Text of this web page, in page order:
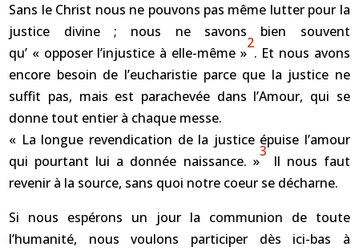
Sans le Christ nous ne pouvons pas même lutter pour la
justice divine ; nous ne savons bien souvent
qu’ « opposer l’injustice à elle-même »
2
. Et nous avons
encore besoin de l’eucharistie parce que la justice ne
suffit pas, mais est parachevée dans l’Amour, qui se
donne tout entier à chaque messe.
« La longue revendication de la justice épuise l’amour
qui pourtant lui a donnée naissance. »
3
Il nous faut
revenir à la source, sans quoi notre coeur se décharne.
Si nous espérons un jour la communion de toute
l’humanité, nous voulons participer dès ici-bas à